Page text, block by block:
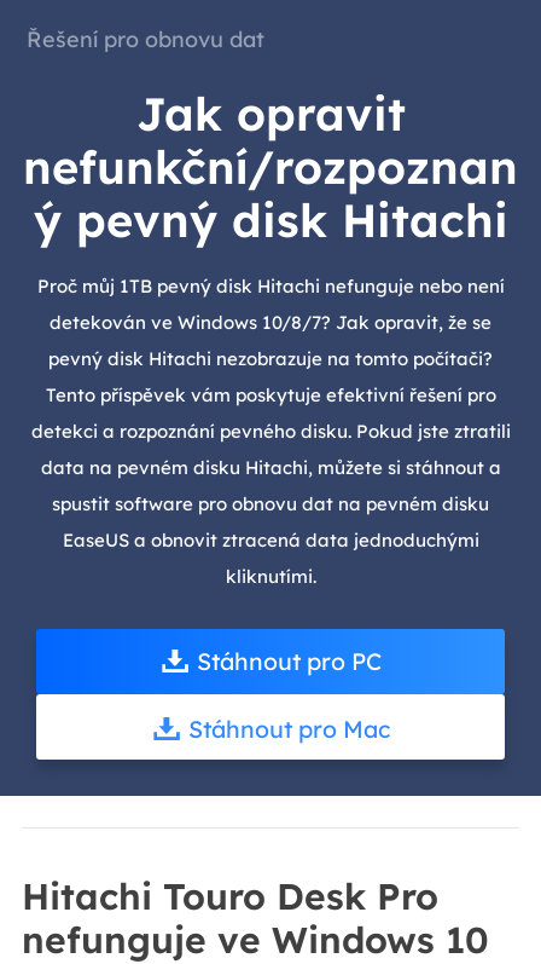
Řešení pro obnovu dat
Jak opravit
nefunkční/rozpoznan
ý pevný disk Hitachi
Proč můj 1TB pevný disk Hitachi nefunguje nebo není
detekován ve Windows 10/8/7? Jak opravit, že se
pevný disk Hitachi nezobrazuje na tomto počítači?
Tento příspěvek vám poskytuje efektivní řešení pro
detekci a rozpoznání pevného disku. Pokud jste ztratili
data na pevném disku Hitachi, můžete si stáhnout a
spustit software pro obnovu dat na pevném disku
EaseUS a obnovit ztracená data jednoduchými
kliknutími.
Stáhnout pro PC
Stáhnout pro Mac
Hitachi Touro Desk Pro
nefunguje ve Windows 10